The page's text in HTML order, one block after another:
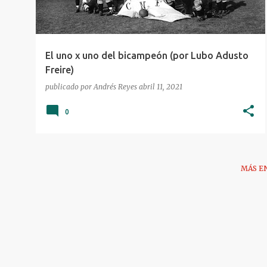
a
d
El uno x uno del bicampeón (por Lubo Adusto
Freire)
publicado porAndrés Reyes abril 11, 2021
0
MÁS